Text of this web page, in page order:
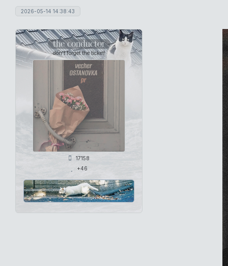
2026-05-14 14:38:43
the conductor
don't forget the ticket!
17158
+46